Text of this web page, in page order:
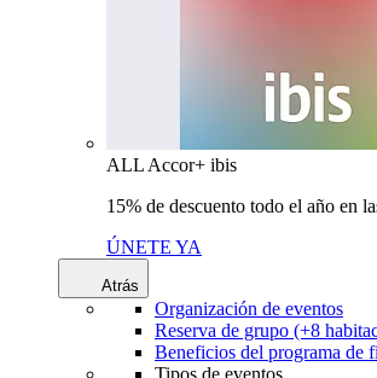
ALL Accor+ ibis
15% de descuento todo el año en
ÚNETE YA
Atrás
Organización de eventos
Reserva de grupo (+8
Beneficios del programa de
Tipos de eventos